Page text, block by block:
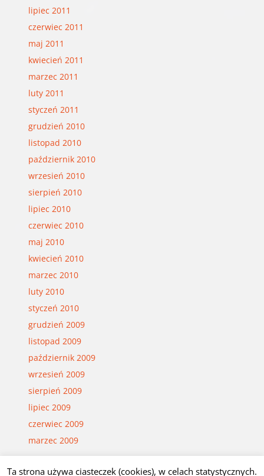
lipiec 2011
czerwiec 2011
maj 2011
kwiecień 2011
marzec 2011
luty 2011
styczeń 2011
grudzień 2010
listopad 2010
październik 2010
wrzesień 2010
sierpień 2010
lipiec 2010
czerwiec 2010
maj 2010
kwiecień 2010
marzec 2010
luty 2010
styczeń 2010
grudzień 2009
listopad 2009
październik 2009
wrzesień 2009
sierpień 2009
lipiec 2009
czerwiec 2009
marzec 2009
Ta strona używa ciasteczek (cookies), w celach statystycznych.